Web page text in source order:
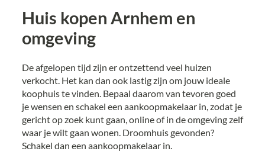
Huis kopen Arnhem en
omgeving
De afgelopen tijd zijn er ontzettend veel huizen
verkocht. Het kan dan ook lastig zijn om jouw ideale
koophuis te vinden. Bepaal daarom van tevoren goed
je wensen en schakel een aankoopmakelaar in, zodat je
gericht op zoek kunt gaan, online of in de omgeving zelf
waar je wilt gaan wonen. Droomhuis gevonden?
Schakel dan een aankoopmakelaar in.